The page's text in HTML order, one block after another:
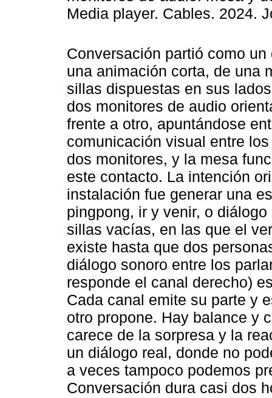
Media player. Cables. 2024.
Conversación partió como
una animación corta, de una
sillas dispuestas en sus
dos monitores de audio
frente a otro, apuntándose
comunicación visual entre
dos monitores, y la mesa
este contacto. La intención
instalación fue generar una
pingpong, ir y venir, o
sillas vacías, en las que el
existe hasta que dos
diálogo sonoro entre los
responde el canal derecho)
Cada canal emite su parte y
otro propone. Hay balance y
carece de la sorpresa y la
un diálogo real, donde no
a veces tampoco podemos
Conversación dura casi dos